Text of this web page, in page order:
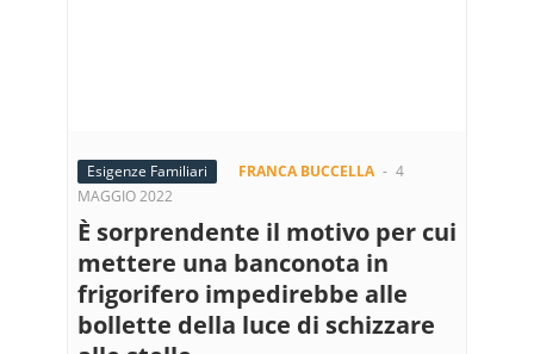
Esigenze Familiari FRANCA BUCCELLA - 4
MAGGIO 2022
È sorprendente il motivo per cui
mettere una banconota in
frigorifero impedirebbe alle
bollette della luce di schizzare